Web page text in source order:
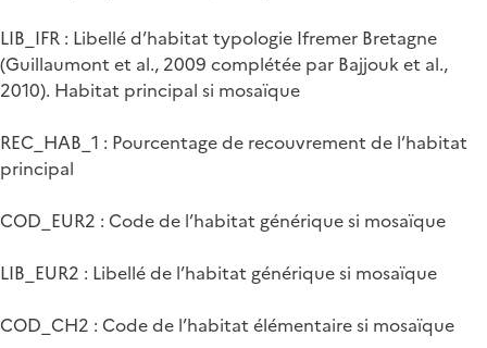
LIB_IFR : Libellé d’habitat typologie Ifremer Bretagne
(Guillaumont et al., 2009 complétée par Bajjouk et al.,
2010). Habitat principal si mosaïque
REC_HAB_1 : Pourcentage de recouvrement de l’habitat
principal
COD_EUR2 : Code de l’habitat générique si mosaïque
LIB_EUR2 : Libellé de l’habitat générique si mosaïque
COD_CH2 : Code de l’habitat élémentaire si mosaïque